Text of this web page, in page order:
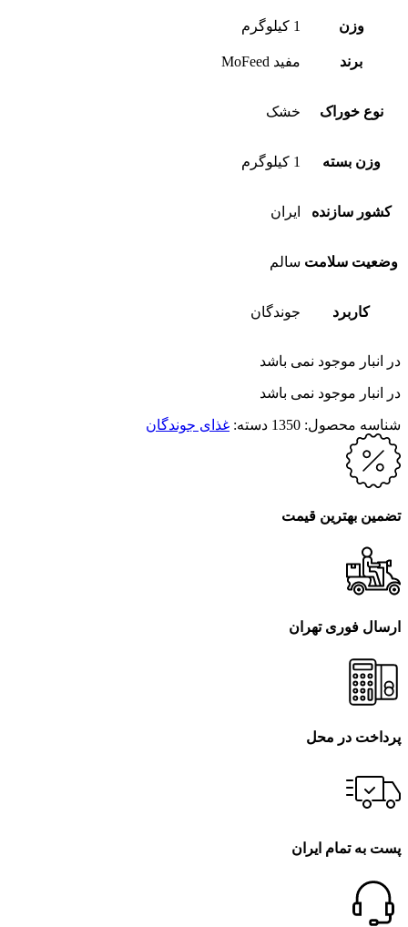
وزن 1 کیلوگرم
برند مفید MoFeed
نوع خوراک خشک
وزن بسته 1 کیلوگرم
کشور سازنده ایران
وضعیت سلامت سالم
کاربرد جوندگان
در انبار موجود نمی باشد
در انبار موجود نمی باشد
شناسه محصول: 1350 دسته: غذای جوندگان
تضمین بهترین قیمت
ارسال فوری تهران
پرداخت در محل
پست به تمام ایران